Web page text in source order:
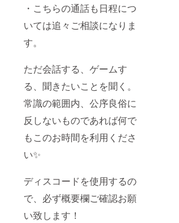
・こちらの通話も日程につ
いては追々ご相談になりま
す。
ただ会話する、ゲームす
る、聞きたいことを聞く。
常識の範囲内、公序良俗に
反しないものであれば何で
もこのお時間を利用くださ
い✨
ディスコードを使用するの
で、必ず概要欄ご確認お願
い致します！